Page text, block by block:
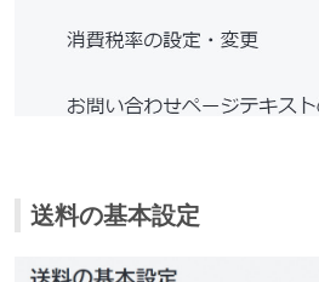
送料の基本設定